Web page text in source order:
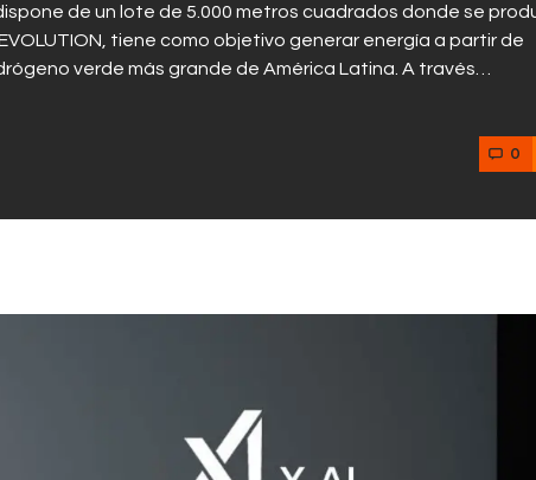
de un lote de 5.000 metros cuadrados donde se
tiene como objetivo generar energía a partir de
verde más grande de América Latina. A través…
0